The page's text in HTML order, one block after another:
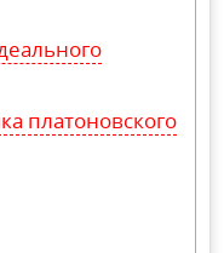
платоновского